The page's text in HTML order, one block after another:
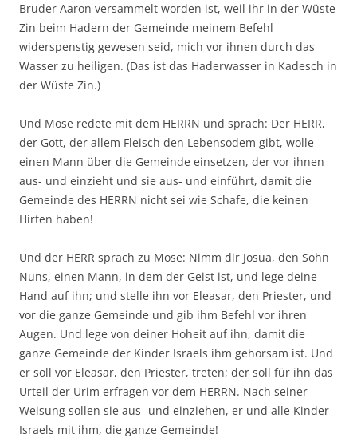
Bruder Aaron versammelt worden ist, weil ihr in der Wüste
Zin beim Hadern der Gemeinde meinem Befehl
widerspenstig gewesen seid, mich vor ihnen durch das
Wasser zu heiligen. (Das ist das Haderwasser in Kadesch in
der Wüste Zin.)
Und Mose redete mit dem HERRN und sprach: Der HERR,
der Gott, der allem Fleisch den Lebensodem gibt, wolle
einen Mann über die Gemeinde einsetzen, der vor ihnen
aus- und einzieht und sie aus- und einführt, damit die
Gemeinde des HERRN nicht sei wie Schafe, die keinen
Hirten haben!
Und der HERR sprach zu Mose: Nimm dir Josua, den Sohn
Nuns, einen Mann, in dem der Geist ist, und lege deine
Hand auf ihn; und stelle ihn vor Eleasar, den Priester, und
vor die ganze Gemeinde und gib ihm Befehl vor ihren
Augen. Und lege von deiner Hoheit auf ihn, damit die
ganze Gemeinde der Kinder Israels ihm gehorsam ist. Und
er soll vor Eleasar, den Priester, treten; der soll für ihn das
Urteil der Urim erfragen vor dem HERRN. Nach seiner
Weisung sollen sie aus- und einziehen, er und alle Kinder
Israels mit ihm, die ganze Gemeinde!